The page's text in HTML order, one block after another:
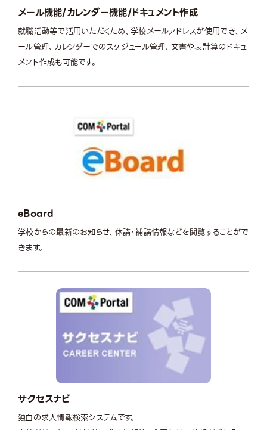
メール機能/カレンダー機能/ドキュメント作成
就職活動等で活用いただくため、学校メールアドレスが使用でき、メ
ール管理、カレンダーでのスケジュール管理、文書や表計算のドキュ
メント作成も可能です。
eBoard
学校からの最新のお知らせ、休講・補講情報などを閲覧することがで
きます。
サクセスナビ
独自の求人情報検索システムです。